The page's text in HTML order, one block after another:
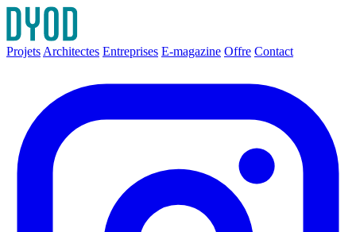
Projets Architectes Entreprises E-magazine Offre Contact